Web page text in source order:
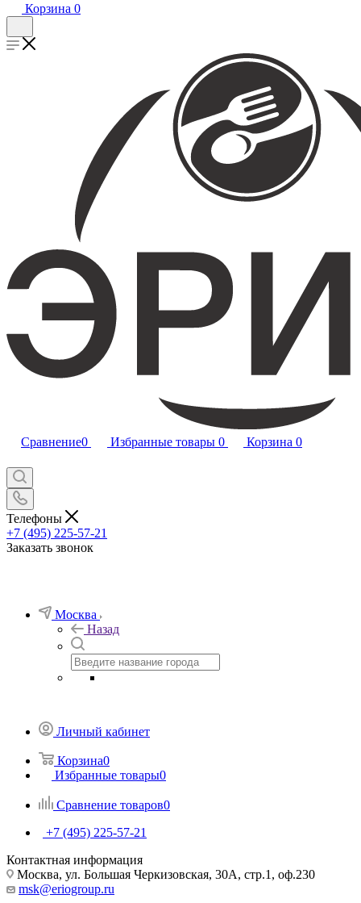
Корзина 0
Сравнение0 Избранные товары 0 Корзина 0
Телефоны
+7 (495) 225-57-21
Заказать звонок
Москва
Назад
Личный кабинет
Корзина0
Избранные товары0
Сравнение товаров0
+7 (495) 225-57-21
Контактная информация
Москва, ул. Большая Черкизовская, 30А, стр.1, оф.230
msk@eriogroup.ru